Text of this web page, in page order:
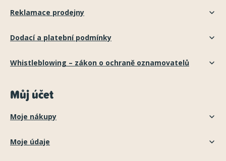
Reklamace prodejny
Dodací a platební podmínky
Whistleblowing – zákon o ochraně oznamovatelů
Můj účet
Moje nákupy
Moje údaje